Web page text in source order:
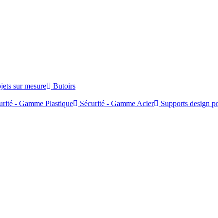
sur mesure Butoirs
- Gamme Plastique Sécurité - Gamme Acier Supports design